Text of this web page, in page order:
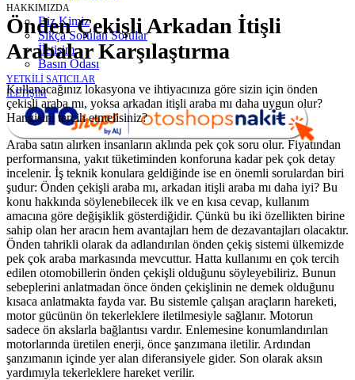
HAKKIMIZDA
Biz Kimiz
Sıkça Sorulan Sorular
İletişim
Basın Odası
YETKİLİ SATICILAR
İLETİŞİM
Önden Çekişli Arkadan İtişli
Arabalar Karşılaştırma
Kullanacağınız lokasyona ve ihtiyacınıza göre sizin için önden
çekişli araba mı, yoksa arkadan itişli araba mı daha uygun olur?
Hangisini tercih etmelisiniz?
Araba satın alırken insanların aklında pek çok soru olur. Fiyatından
performansına, yakıt tüketiminden konforuna kadar pek çok detay
incelenir. İş teknik konulara geldiğinde ise en önemli sorulardan biri
şudur: Önden çekişli araba mı, arkadan itişli araba mı daha iyi? Bu
konu hakkında söylenebilecek ilk ve en kısa cevap, kullanım
amacına göre değişiklik gösterdiğidir. Çünkü bu iki özellikten birine
sahip olan her aracın hem avantajları hem de dezavantajları olacaktır.
Önden tahrikli olarak da adlandırılan önden çekiş sistemi ülkemizde
pek çok araba markasında mevcuttur. Hatta kullanımı en çok tercih
edilen otomobillerin önden çekişli olduğunu söyleyebiliriz. Bunun
sebeplerini anlatmadan önce önden çekişlinin ne demek olduğunu
kısaca anlatmakta fayda var. Bu sistemle çalışan araçların hareketi,
motor gücünün ön tekerleklere iletilmesiyle sağlanır. Motorun
sadece ön akslarla bağlantısı vardır. Enlemesine konumlandırılan
motorlarında üretilen enerji, önce şanzımana iletilir. Ardından
şanzımanın içinde yer alan diferansiyele gider. Son olarak aksın
yardımıyla tekerleklere hareket verilir.